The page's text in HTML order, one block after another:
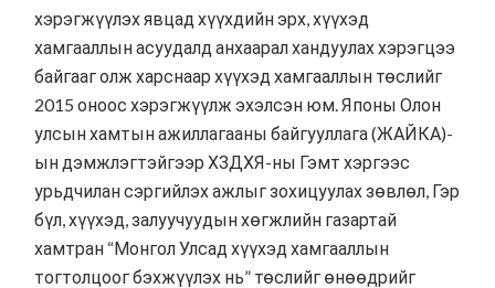
хэрэгжүүлэх явцад хүүхдийн эрх, хүүхэд
хамгааллын асуудалд анхаарал хандуулах хэрэгцээ
байгааг олж харснаар хүүхэд хамгааллын төслийг
2015 оноос хэрэгжүүлж эхэлсэн юм. Японы Олон
улсын хамтын ажиллагааны байгууллага (ЖАЙКА)-
ын дэмжлэгтэйгээр ХЗДХЯ-ны Гэмт хэргээс
урьдчилан сэргийлэх ажлыг зохицуулах зөвлөл, Гэр
бүл, хүүхэд, залуучуудын хөгжлийн газартай
хамтран “Монгол Улсад хүүхэд хамгааллын
тогтолцоог бэхжүүлэх нь” төслийг өнөөдрийг